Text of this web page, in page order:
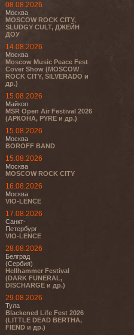
08.08.2026
Москва
MOSCOW ROCK CITY,
SLUDGY CULT, ДЖЕЙН
ДОУ
14.08.2026
Москва
Moscow Music Peace Fest
Cover Show (MOSCOW
ROCK CITY, SILVERADO и
др.)
15.08.2026
Майкоп
MSR Open Air Festival 2026
(АРКОНА, PYRE и др.)
15.08.2026
Москва
BOROFF BAND
15.08.2026
Москва
MOSCOW ROCK CITY
16.08.2026
Москва
VIO-LENCE
17.08.2026
Санкт-
Петербург
VIO-LENCE
28.08.2026
Белград
(Сербия)
Hellhammer Festival
(DARK FUNERAL,
DISCHARGE и др.)
29.08.2026
Тула
Blackened Life Fest 2026
(LITTLE DEAD BERTHA,
FIEND и др.)